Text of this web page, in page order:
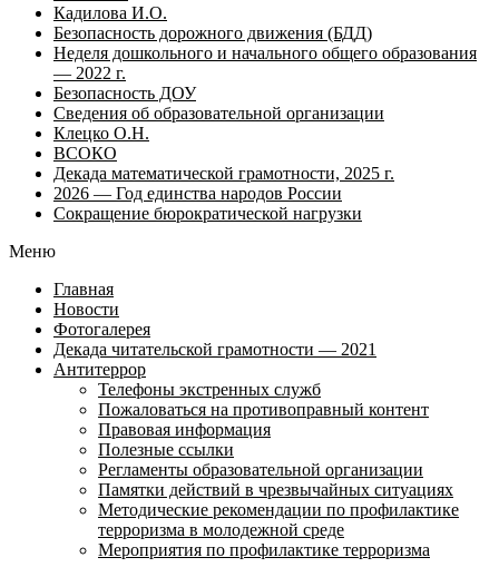
Кадилова И.О.
Безопасность дорожного движения (БДД)
Неделя дошкольного и начального общего образования
— 2022 г.
Безопасность ДОУ
Сведения об образовательной организации
Клецко О.Н.
ВСОКО
Декада математической грамотности, 2025 г.
2026 — Год единства народов России
Сокращение бюрократической нагрузки
Меню
Главная
Новости
Фотогалерея
Декада читательской грамотности — 2021
Антитеррор
Телефоны экстренных служб
Пожаловаться на противоправный контент
Правовая информация
Полезные ссылки
Регламенты образовательной организации
Памятки действий в чрезвычайных ситуациях
Методические рекомендации по профилактике
терроризма в молодежной среде
Мероприятия по профилактике терроризма